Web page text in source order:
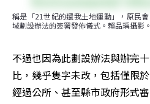
稱是「21世紀的還我土地運動」，原民
域劃設辦法的簽署發佈儀式。賴品瑀攝影。
不過也因為此劃設辦法與辦完
比，幾乎隻字未改，包括僅限
經過公所、甚至縣市政府形式